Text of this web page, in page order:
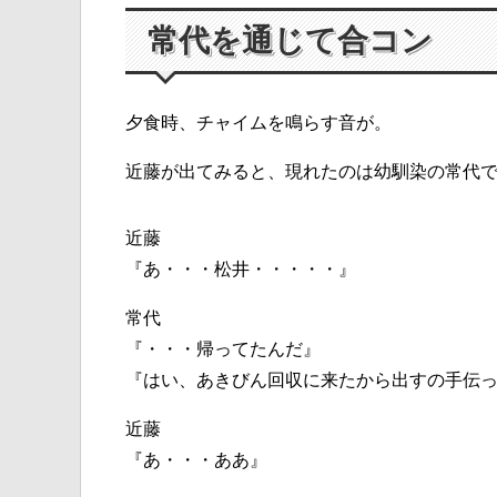
常代を通じて合コン
夕食時、チャイムを鳴らす音が。
近藤が出てみると、現れたのは幼馴染の常代で
近藤
『あ・・・松井・・・・・』
常代
『・・・帰ってたんだ』
『はい、あきびん回収に来たから出すの手伝っ
近藤
『あ・・・ああ』